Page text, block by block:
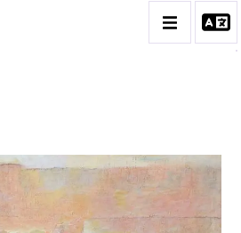
GUERMAZ